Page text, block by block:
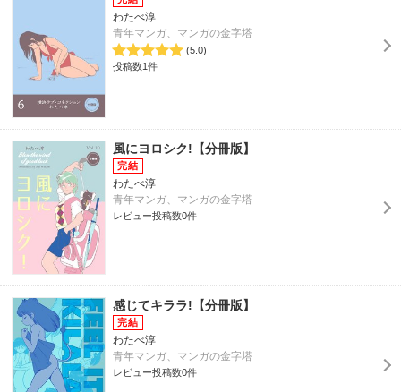
わたべ淳
青年マンガ、マンガの金字塔
(5.0)
投稿数1件
風にヨロシク!【分冊版】
わたべ淳
青年マンガ、マンガの金字塔
レビュー投稿数0件
感じてキララ!【分冊版】
わたべ淳
青年マンガ、マンガの金字塔
レビュー投稿数0件